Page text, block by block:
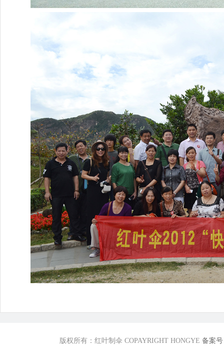
版权所有：红叶制伞 COPAYRIGHT HONGYE 备案号